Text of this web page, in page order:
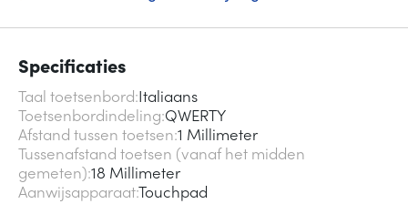
Specificaties
Taal toetsenbord Italiaans
Toetsenbordindeling QWERTY
Afstand tussen toetsen 1 Millimeter
Tussenafstand toetsen (vanaf het midden
gemeten) 18 Millimeter
AanwijsapparaatTouchpad